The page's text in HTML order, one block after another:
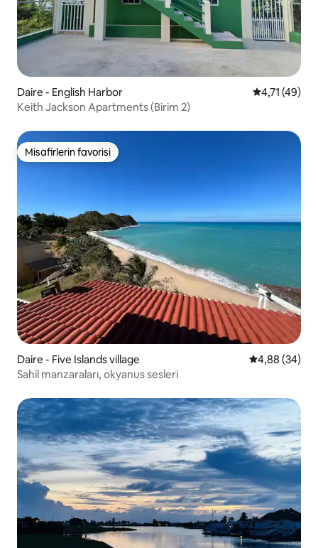
Daire - English Harbor 5 üzerinden
4,71 (49)
Keith Jackson Apartments (Birim 2)
Misafirlerin favorisi
Misafirlerin favorisi
Daire - Five Islands village 5 üzerinden
4,88 (34)
Sahil manzaraları, okyanus sesleri